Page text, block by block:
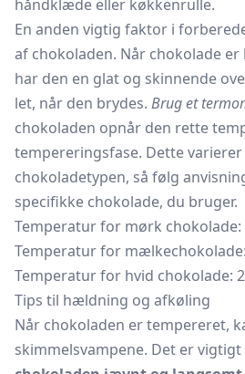
håndklæde eller køkkenrulle.
En anden vigtig faktor i
af chokoladen. Når chokolade
har den en glat og skinnende
let, når den brydes. Brug et
chokoladen opnår den rette
tempereringsfase. Dette
chokoladetypen, så følg
specifikke chokolade, du bruger.
Temperatur for mørk chokolade:
Temperatur for mælkechokolade:
Temperatur for hvid chokolade:
Tips til hældning og afkøling
Når chokoladen er tempereret,
skimmelsvampene. Det er vigtigt